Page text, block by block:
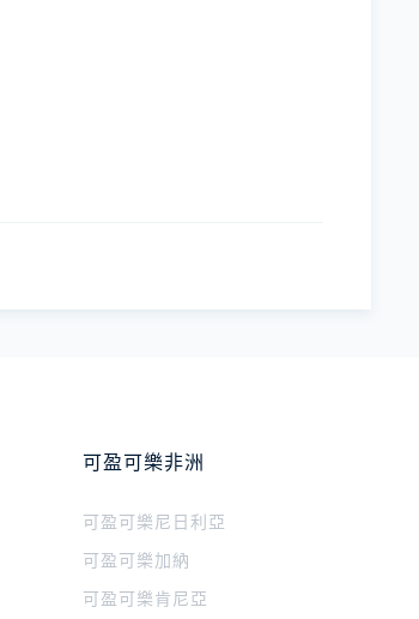
可盈可樂非洲
可盈可樂 尼日利亞
可盈可樂加納
可盈可樂肯尼亞